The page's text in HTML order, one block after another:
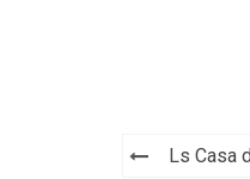
Ls Casa